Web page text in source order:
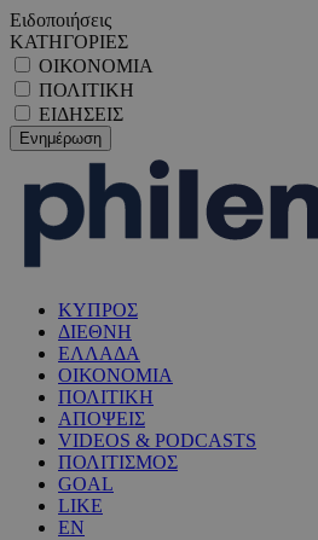
Ειδοποιήσεις
ΚΑΤΗΓΟΡΙΕΣ
ΟΙΚΟΝΟΜΙΑ
ΠΟΛΙΤΙΚΗ
ΕΙΔΗΣΕΙΣ
ΚΥΠΡΟΣ
ΔΙΕΘΝΗ
ΕΛΛΑΔΑ
ΟΙΚΟΝΟΜΙΑ
ΠΟΛΙΤΙΚΗ
ΑΠΟΨΕΙΣ
VIDEOS & PODCASTS
ΠΟΛΙΤΙΣΜΟΣ
GOAL
LIKE
EN